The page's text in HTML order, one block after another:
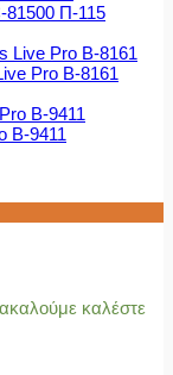
81500 Π-115
Pro Β-8161
Β-9411
καλέστε